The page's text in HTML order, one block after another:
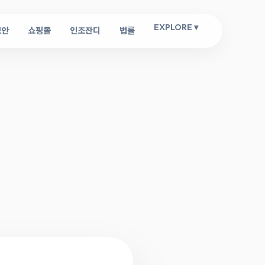
쇼핑몰 인조잔디 법률 EXPLORE ▾